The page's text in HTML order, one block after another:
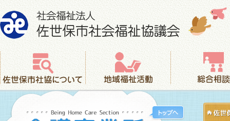
社会福祉法人 佐世保市社会福祉協議会
佐世保市社協について
地域福祉活動 総合相談